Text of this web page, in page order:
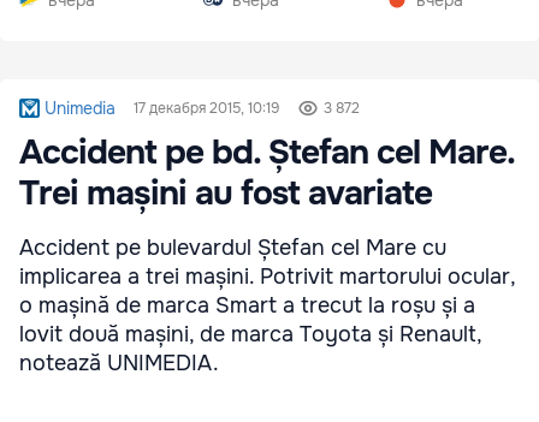
Unimedia 17 декабря 2015, 10:19 3 872
Accident pe bd. Ștefan cel Mare.
Trei mașini au fost avariate
Accident pe bulevardul Ștefan cel Mare cu
implicarea a trei mașini. Potrivit martorului ocular,
o mașină de marca Smart a trecut la roșu și a
lovit două mașini, de marca Toyota și Renault,
notează UNIMEDIA.